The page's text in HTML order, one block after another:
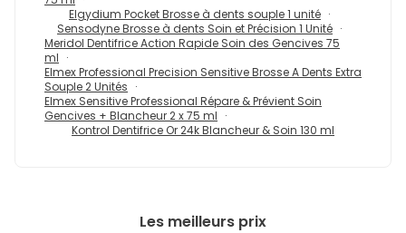
Elgydium Pocket Brosse à dents souple 1 unité
Sensodyne Brosse à dents Soin et Précision 1 Unité
Meridol Dentifrice Action Rapide Soin des Gencives 75
ml
Elmex Professional Precision Sensitive Brosse A Dents Extra
Souple 2 Unités
Elmex Sensitive Professional Répare & Prévient Soin
Gencives + Blancheur 2 x 75 ml
Kontrol Dentifrice Or 24k Blancheur & Soin 130 ml
Les meilleurs prix